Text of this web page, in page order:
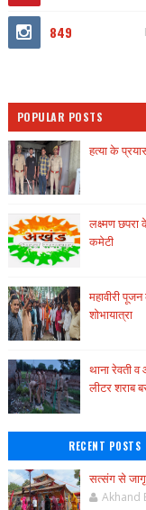
849
POPULAR POSTS
हत्या के
लक्ष्मण
कमेटी
महावीरी
शोभायात्रा
थाना रेवती
लीटर शराब
RECENT POSTS
सत्संग से जागृत
Akhand